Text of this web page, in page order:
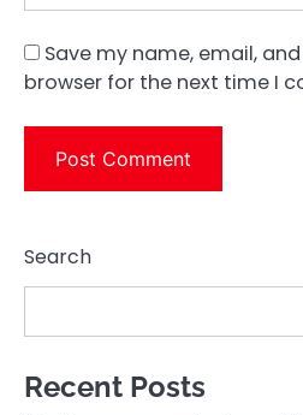
Save my name, email,
browser for the next time I
Search
Recent Posts